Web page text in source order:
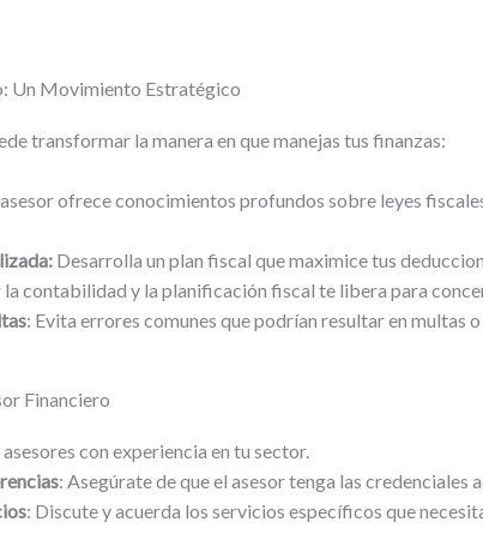
Un Movimiento Estratégico
transformar la manera en que manejas tus finanzas:
ofrece conocimientos profundos sobre leyes
Desarrolla un plan fiscal que maximice tus
contabilidad y la planificación fiscal te libera para
: Evita errores comunes que podrían resultar en multas
Financiero
asesores con experiencia en tu sector.
: Asegúrate de que el asesor tenga las credenciales
: Discute y acuerda los servicios específicos que